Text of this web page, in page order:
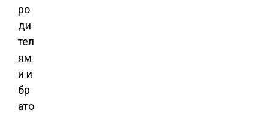
ро
ди
тел
ям
и и
бр
ато